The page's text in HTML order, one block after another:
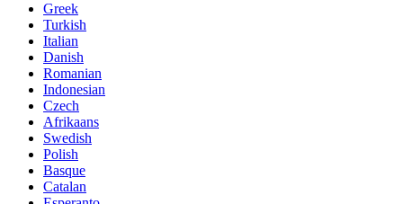
Greek
Turkish
Italian
Danish
Romanian
Indonesian
Czech
Afrikaans
Swedish
Polish
Basque
Catalan